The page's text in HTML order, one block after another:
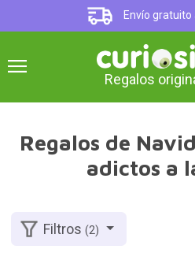
Envío
Regalos
Regalos de
adictos a
Filtros(2)